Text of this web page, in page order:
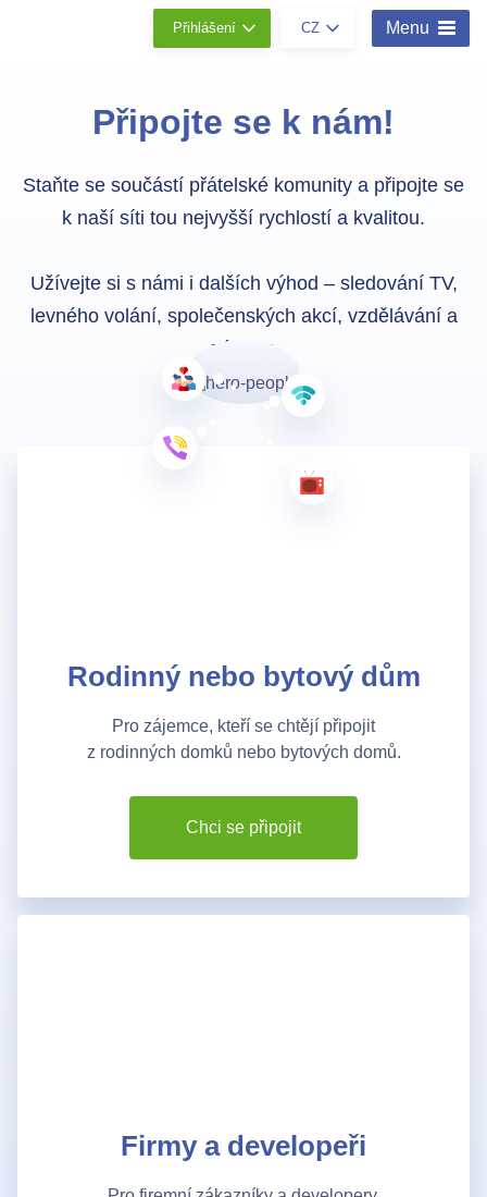
Přihlášení CZ Menu
Připojte se k nám!
Staňte se součástí přátelské komunity a připojte se
k naší síti tou nejvyšší rychlostí a kvalitou.
Užívejte si s námi i dalších výhod – sledování TV,
levného volání, společenských akcí, vzdělávání a
zábavy.
Rodinný nebo bytový dům
Pro zájemce, kteří se chtějí připojit
z rodinných domků nebo bytových domů.
Chci se připojit
Firmy a developeři